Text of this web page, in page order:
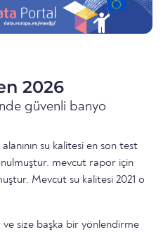
2026
güvenli banyo
su kalitesi en son test
mevcut rapor için
Mevcut su kalitesi 2021 o
ve size başka bir yönlendirme